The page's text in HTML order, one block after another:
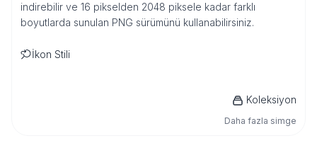
indirebilir ve 16 pikselden 2048 piksele kadar farklı
boyutlarda sunulan PNG sürümünü kullanabilirsiniz.
İkon Stili
Koleksiyon
Daha fazla simge